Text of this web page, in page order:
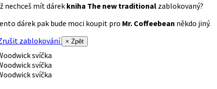
nechceš mít dárek kniha The new traditional zablokovaný?
dárek pak bude moci koupit pro Mr. Coffeebean někdo jiný.
zablokování
× Zpět